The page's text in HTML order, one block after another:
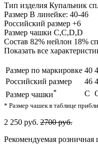
Тип изделия Купальник
Размер В линейке: 40-46
Российский размер +6
Размер чашки C,С,D,D
Состав 82% нейлон 18%
Показать все
Размер по маркировке 40
Российский размер
46
Размер чашки* C
* Размер чашек в таблице
2 250 руб. 2700 руб.
Рекомендуемая розничная